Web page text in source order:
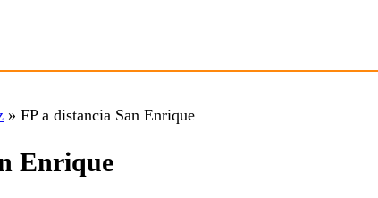
» FP a distancia San Enrique
Enrique